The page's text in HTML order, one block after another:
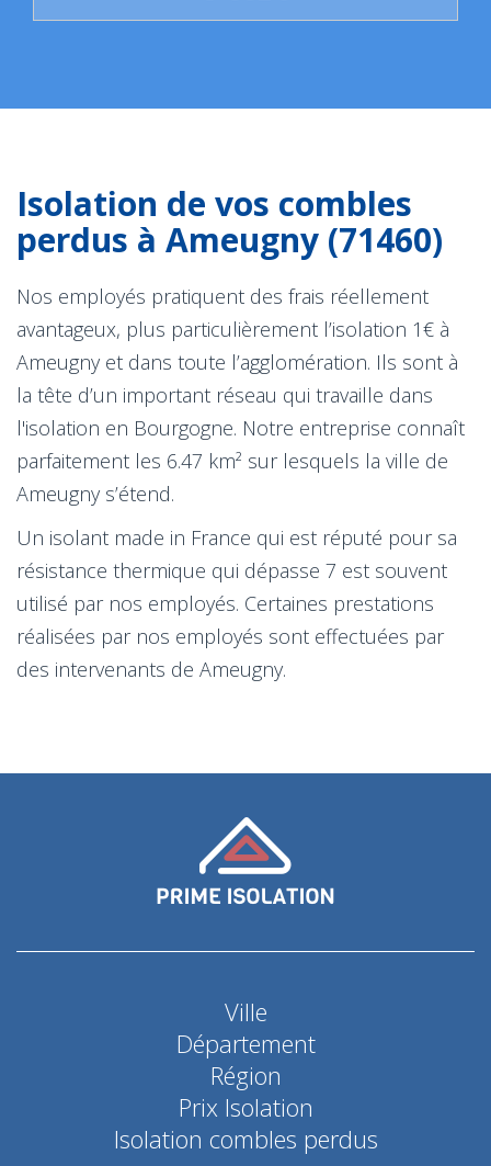
Isolation de vos combles
perdus à Ameugny (71460)
Nos employés pratiquent des frais réellement
avantageux, plus particulièrement l’isolation 1€ à
Ameugny et dans toute l’agglomération. Ils sont à
la tête d’un important réseau qui travaille dans
l'isolation en Bourgogne. Notre entreprise connaît
parfaitement les 6.47 km² sur lesquels la ville de
Ameugny s’étend.
Un isolant made in France qui est réputé pour sa
résistance thermique qui dépasse 7 est souvent
utilisé par nos employés. Certaines prestations
réalisées par nos employés sont effectuées par
des intervenants de Ameugny.
Ville
Département
Région
Prix Isolation
Isolation combles perdus